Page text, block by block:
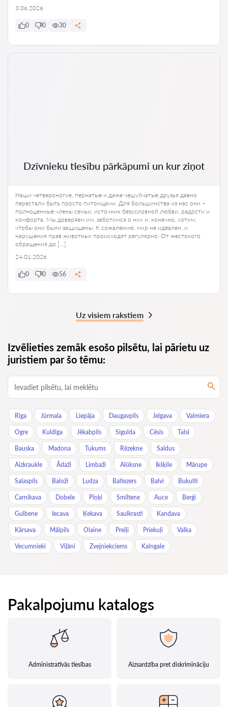
3.06.2026
0 0 30
Dzīvnieku tiesību pārkāpumi un kur ziņot
Наши четвероногие, пернатые и даже чешуйчатые друзья давно
перестали быть просто питомцами. Для большинства из нас они –
полноценные члены семьи, источник безусловной любви, радости и
комфорта. Мы доверяем им, заботимся о них и, конечно, хотим,
чтобы они были защищены. К сожалению, мир не идеален, и
нарушения прав животных происходят регулярно. От жестокого
обращения до […]
24.01.2026
0 0 56
Uz visiem rakstiem
Izvēlieties zemāk esošo pilsētu, lai pārietu uz
juristiem par šo tēmu:
Rīga Jūrmala Liepāja Daugavpils Jelgava Valmiera
Ogre Kuldīga Jēkabpils Sigulda Cēsis Talsi
Bauska Madona Tukums Rēzekne Saldus
Aizkraukle Ādaži Limbaži Alūksne Ikšķile Mārupe
Salaspils Baloži Ludza Baltezers Balvi Bukulti
Carnikava Dobele Piņķi Smiltene Auce Berģi
Gulbene Iecava Ķekava Saulkrasti Kandava
Kārsava Mālpils Olaine Preiļi Priekuļi Valka
Vecumnieki Viļāni Zvejniekciems Kalngale
Pakalpojumu katalogs
Administratīvās tiesības Aizsardzība pret diskrimināciju